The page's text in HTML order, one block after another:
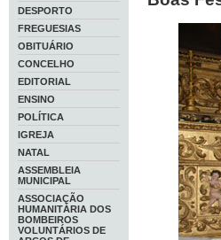
DESPORTO
FREGUESIAS
OBITUÁRIO
CONCELHO
EDITORIAL
ENSINO
POLÍTICA
IGREJA
NATAL
ASSEMBLEIA
MUNICIPAL
ASSOCIAÇÃO
HUMANITÁRIA DOS
BOMBEIROS
VOLUNTÁRIOS DE